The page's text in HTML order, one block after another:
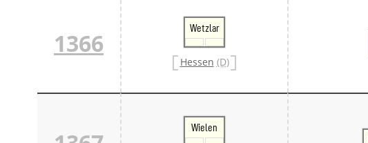
1366
Wetzlar
Hessen (D)
Wielen